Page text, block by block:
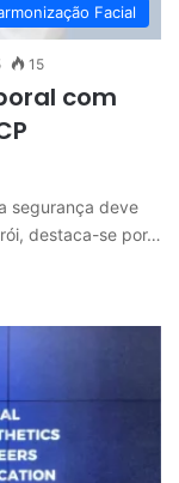
Facial
15
com
segurança deve
destaca-se por…